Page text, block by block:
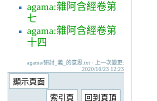
agama:雜阿含經卷第
七
agama:雜阿含經卷第
十四
agama/研討_義_的意思.txt · 上一次變更:
2020/10/23 12:23